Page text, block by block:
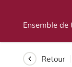
Ensemble
Retour